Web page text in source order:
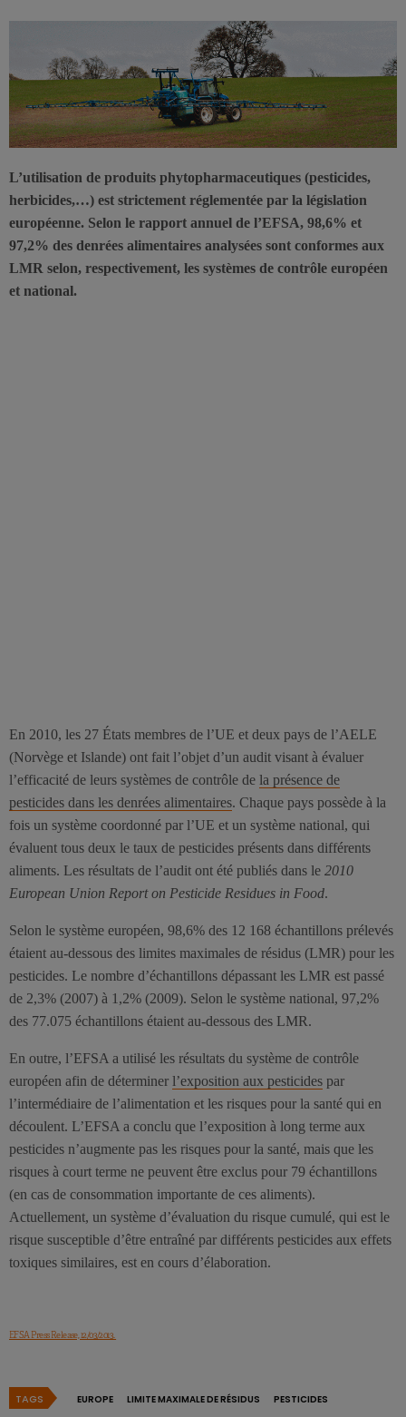
L’utilisation de produits phytopharmaceutiques (pesticides,
herbicides,…) est strictement réglementée par la législation
européenne. Selon le rapport annuel de l’EFSA, 98,6% et
97,2% des denrées alimentaires analysées sont conformes aux
LMR selon, respectivement, les systèmes de contrôle européen
et national.
En 2010, les 27 États membres de l’UE et deux pays de l’AELE
(Norvège et Islande) ont fait l’objet d’un audit visant à évaluer
l’efficacité de leurs systèmes de contrôle de la présence de
pesticides dans les denrées alimentaires. Chaque pays possède à la
fois un système coordonné par l’UE et un système national, qui
évaluent tous deux le taux de pesticides présents dans différents
aliments. Les résultats de l’audit ont été publiés dans le 2010
European Union Report on Pesticide Residues in Food.
Selon le système européen, 98,6% des 12 168 échantillons prélevés
étaient au-dessous des limites maximales de résidus (LMR) pour les
pesticides. Le nombre d’échantillons dépassant les LMR est passé
de 2,3% (2007) à 1,2% (2009). Selon le système national, 97,2%
des 77.075 échantillons étaient au-dessous des LMR.
En outre, l’EFSA a utilisé les résultats du système de contrôle
européen afin de déterminer l’exposition aux pesticides par
l’intermédiaire de l’alimentation et les risques pour la santé qui en
découlent. L’EFSA a conclu que l’exposition à long terme aux
pesticides n’augmente pas les risques pour la santé, mais que les
risques à court terme ne peuvent être exclus pour 79 échantillons
(en cas de consommation importante de ces aliments).
Actuellement, un système d’évaluation du risque cumulé, qui est le
risque susceptible d’être entraîné par différents pesticides aux effets
toxiques similaires, est en cours d’élaboration.
EFSA Press Release, 12/03/2013.
TAGS EUROPE LIMITE MAXIMALE DE RÉSIDUS PESTICIDES